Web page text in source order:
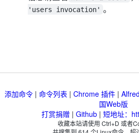
'users invocation' 。
添加命令 | 命令列表 | Chrome 插件 | Alfred
国Web版
打赏捐赠 | Github | 短地址：
收藏本站请使用 Ctrl+D 或者